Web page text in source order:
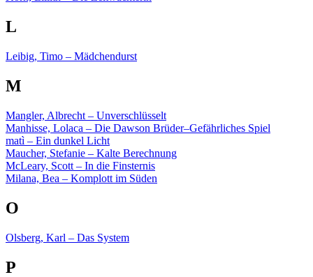
L
Leibig, Timo – Mädchendurst
M
Mangler, Albrecht – Unverschlüsselt
Manhisse, Lolaca – Die Dawson Brüder–Gefährliches Spiel
matì – Ein dunkel Licht
Maucher, Stefanie – Kalte Berechnung
McLeary, Scott – In die Finsternis
Milana, Bea – Komplott im Süden
O
Olsberg, Karl – Das System
P